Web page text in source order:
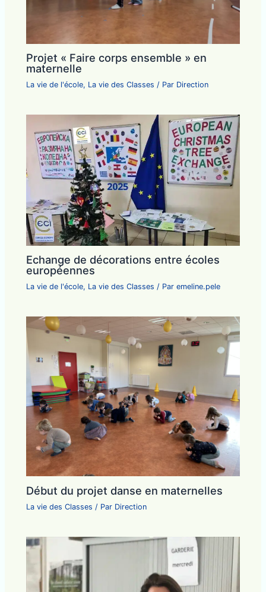
Projet « Faire corps ensemble » en
maternelle
La vie de l'école, La vie des Classes / Par Direction
Echange de décorations entre écoles
européennes
La vie de l'école, La vie des Classes / Paremeline.pele
Début du projet danse en maternelles
La vie des Classes / Par Direction